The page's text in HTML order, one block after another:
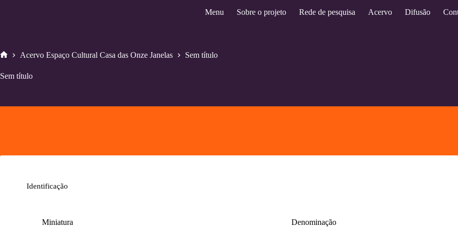
Menu Sobre o projeto Rede de pesquisa Acervo Difusão
Acervo Espaço Cultural Casa das Onze Janelas Sem título
Sem título
Identificação
Miniatura Denominação